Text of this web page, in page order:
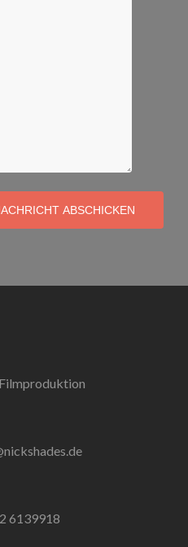
ABSCHICKEN
6139918